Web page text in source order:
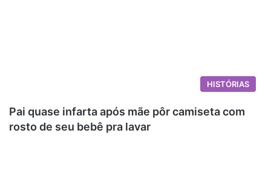
HISTÓRIAS
Pai quase infarta após mãe pôr camiseta com
rosto de seu bebê pra lavar